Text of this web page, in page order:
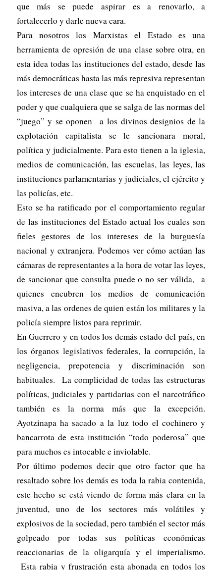
que más se puede aspirar es a renovarlo, a
fortalecerlo y darle nueva cara.
Para nosotros los Marxistas el Estado es una
herramienta de opresión de una clase sobre otra, en
esta idea todas las instituciones del estado, desde las
más democráticas hasta las más represiva representan
los intereses de una clase que se ha enquistado en el
poder y que cualquiera que se salga de las normas del
“juego” y se oponen a los divinos designios de la
explotación capitalista se le sancionara moral,
política y judicialmente. Para esto tienen a la iglesia,
medios de comunicación, las escuelas, las leyes, las
instituciones parlamentarias y judiciales, el ejército y
las policías, etc.
Esto se ha ratificado por el comportamiento regular
de las instituciones del Estado actual los cuales son
fieles gestores de los intereses de la burguesía
nacional y extranjera. Podemos ver cómo actúan las
cámaras de representantes a la hora de votar las leyes,
de sancionar que consulta puede o no ser válida, a
quienes encubren los medios de comunicación
masiva, a las ordenes de quien están los militares y la
policía siempre listos para reprimir.
En Guerrero y en todos los demás estado del país, en
los órganos legislativos federales, la corrupción, la
negligencia, prepotencia y discriminación son
habituales. La complicidad de todas las estructuras
políticas, judiciales y partidarias con el narcotráfico
también es la norma más que la excepción.
Ayotzinapa ha sacado a la luz todo el cochinero y
bancarrota de esta institución “todo poderosa” que
para muchos es intocable e inviolable.
Por último podemos decir que otro factor que ha
resaltado sobre los demás es toda la rabia contenida,
este hecho se está viendo de forma más clara en la
juventud, uno de los sectores más volátiles y
explosivos de la sociedad, pero también el sector más
golpeado por todas sus políticas económicas
reaccionarias de la oligarquía y el imperialismo.
Esta rabia y frustración esta abonada en todos los